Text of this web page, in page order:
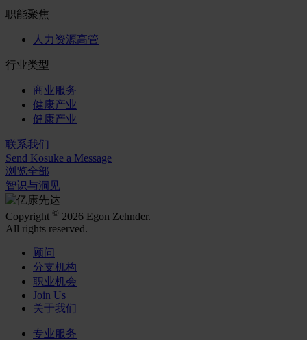
职能聚焦
人力资源高管
行业类型
商业服务
健康产业
健康产业
联系我们
Send Kosuke a Message
浏览全部
智识与洞见
Copyright © 2026 Egon Zehnder.
All rights reserved.
顾问
分支机构
职业机会
Join Us
关于我们
专业服务